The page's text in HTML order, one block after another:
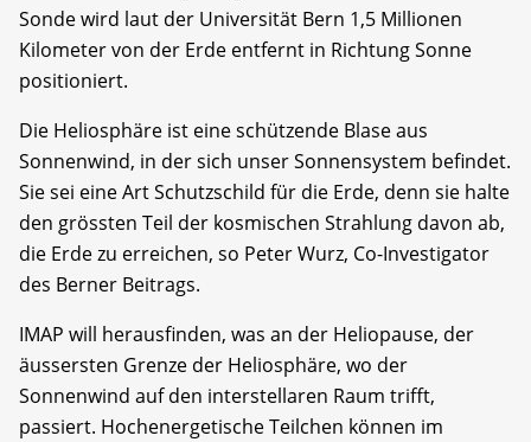
Sonde wird laut der Universität Bern 1,5 Millionen
Kilometer von der Erde entfernt in Richtung Sonne
positioniert.
Die Heliosphäre ist eine schützende Blase aus
Sonnenwind, in der sich unser Sonnensystem befindet.
Sie sei eine Art Schutzschild für die Erde, denn sie halte
den grössten Teil der kosmischen Strahlung davon ab,
die Erde zu erreichen, so Peter Wurz, Co-Investigator
des Berner Beitrags.
IMAP will herausfinden, was an der Heliopause, der
äussersten Grenze der Heliosphäre, wo der
Sonnenwind auf den interstellaren Raum trifft,
passiert. Hochenergetische Teilchen können im